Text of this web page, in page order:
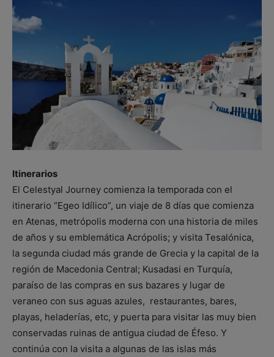
Itinerarios
El Celestyal Journey comienza la temporada con el
itinerario “Egeo Idílico”, un viaje de 8 días que comienza
en Atenas, metrópolis moderna con una historia de miles
de años y su emblemática Acrópolis; y visita Tesalónica,
la segunda ciudad más grande de Grecia y la capital de la
región de Macedonia Central; Kusadasi en Turquía,
paraíso de las compras en sus bazares y lugar de
veraneo con sus aguas azules, restaurantes, bares,
playas, heladerías, etc, y puerta para visitar las muy bien
conservadas ruinas de antigua ciudad de Éfeso. Y
continúa con la visita a algunas de las islas más